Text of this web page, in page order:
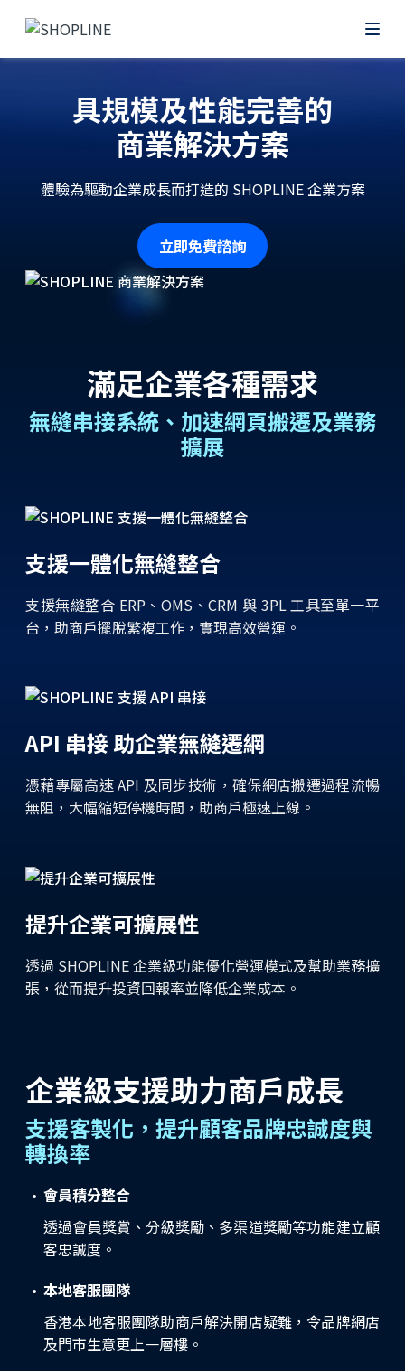
具規模及性能完善的
商業解決方案
體驗為驅動企業成長而打造的 SHOPLINE 企業方案
立即免費諮詢
滿足企業各種需求
無縫串接系統、加速網頁搬遷及業務
擴展
支援一體化無縫整合
支援無縫整合 ERP、OMS、CRM 與 3PL 工具至單一平
台，助商戶擺脫繁複工作，實現高效營運。
API 串接 助企業無縫遷網
憑藉專屬高速 API 及同步技術，確保網店搬遷過程流暢
無阻，大幅縮短停機時間，助商戶極速上線。
提升企業可擴展性
透過 SHOPLINE 企業級功能優化營運模式及幫助業務擴
張，從而提升投資回報率並降低企業成本。
企業級支援助力商戶成長
支援客製化，提升顧客品牌忠誠度與
轉換率
會員積分整合
透過會員獎賞、分級獎勵、多渠道獎勵等功能建立顧
客忠誠度。
本地客服團隊
香港本地客服團隊助商戶解決開店疑難，令品牌網店
及門市生意更上一層樓。